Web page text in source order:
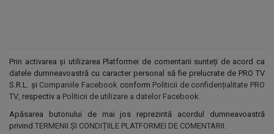
Prin activarea și utilizarea Platformei de comentarii sunteți de acord ca
datele dumneavoastră cu caracter personal să fie prelucrate de PRO TV
S.R.L. și Companiile Facebook conform Politicii de confidențialitate PRO
TV, respectiv a Politicii de utilizare a datelor Facebook.
Apăsarea butonului de mai jos reprezintă acordul dumneavoastră
privind TERMENII ȘI CONDIȚIILE PLATFORMEI DE COMENTARII.